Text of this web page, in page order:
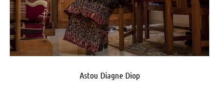
Astou Diagne Diop